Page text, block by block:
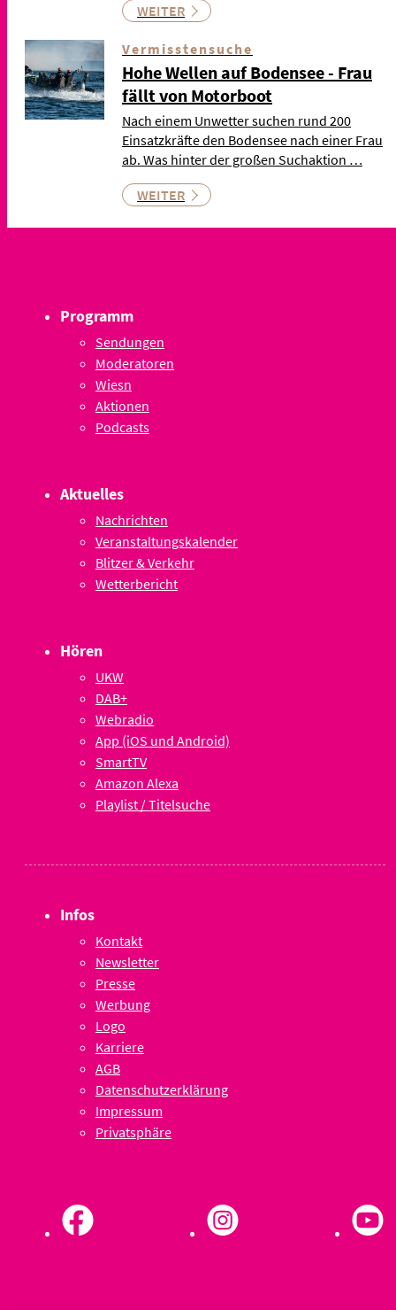
WEITER
Vermisstensuche
Hohe Wellen auf Bodensee - Frau
fällt von Motorboot
Nach einem Unwetter suchen rund 200
Einsatzkräfte den Bodensee nach einer Frau
ab. Was hinter der großen Suchaktion …
WEITER
Programm
Sendungen
Moderatoren
Wiesn
Aktionen
Podcasts
Aktuelles
Nachrichten
Veranstaltungskalender
Blitzer & Verkehr
Wetterbericht
Hören
UKW
DAB+
Webradio
App (iOS und Android)
SmartTV
Amazon Alexa
Playlist / Titelsuche
Infos
Kontakt
Newsletter
Presse
Werbung
Logo
Karriere
AGB
Datenschutzerklärung
Impressum
Privatsphäre